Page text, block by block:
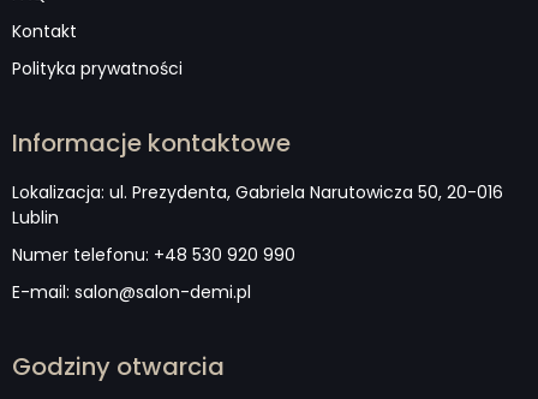
Kontakt
Polityka prywatności
Informacje kontaktowe
Lokalizacja: ul. Prezydenta, Gabriela Narutowicza 50, 20-016
Lublin
Numer telefonu: +48 530 920 990
E-mail: salon@salon-demi.pl
Godziny otwarcia